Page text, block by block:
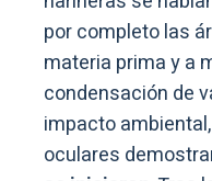
por completo las
materia prima y a
condensación de
impacto
oculares